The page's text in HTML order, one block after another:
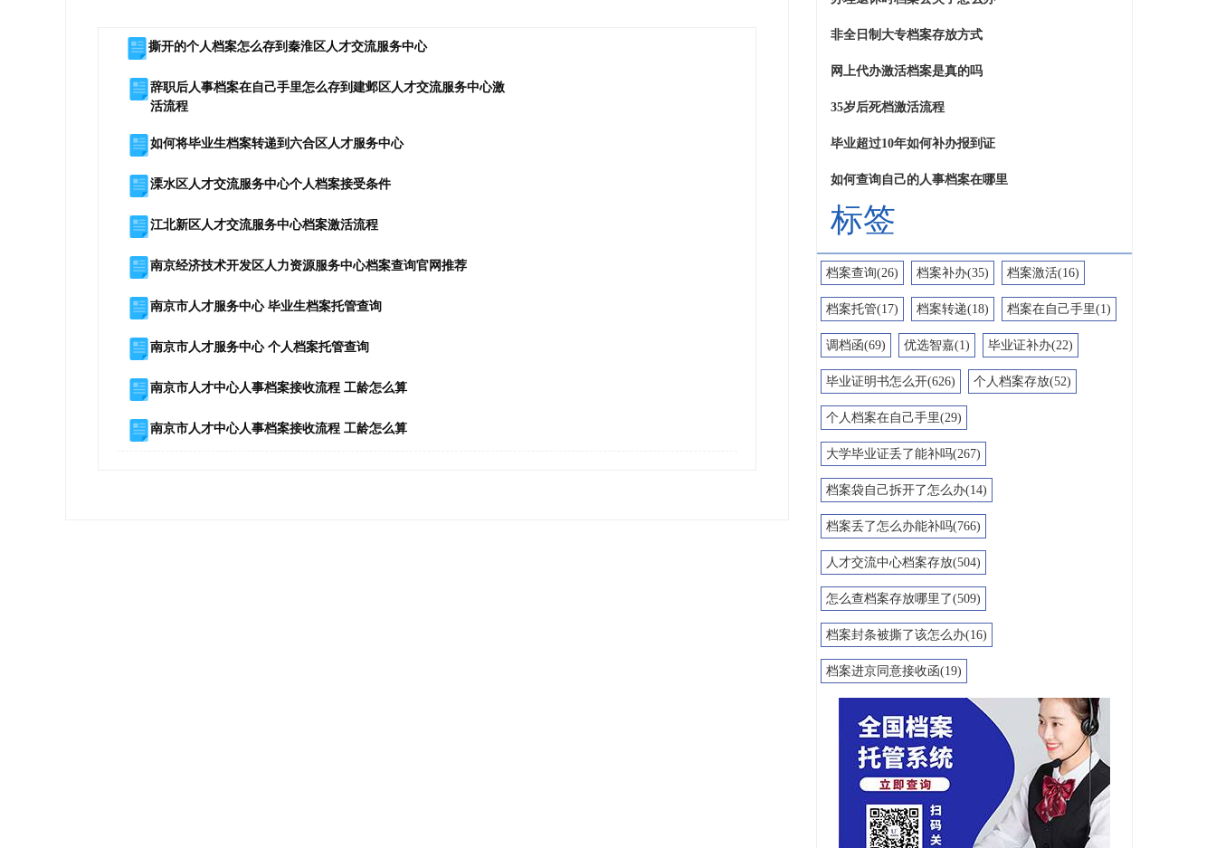
撕开的个人档案怎么存到秦淮区人才交流服务中心
辞职后人事档案在自己手里怎么存到建邺区人才交流服务中心激
活流程
如何将毕业生档案转递到六合区人才服务中心
溧水区人才交流服务中心个人档案接受条件
江北新区人才交流服务中心档案激活流程
南京经济技术开发区人力资源服务中心档案查询官网推荐
南京市人才服务中心 毕业生档案托管查询
南京市人才服务中心 个人档案托管查询
南京市人才中心人事档案接收流程 工龄怎么算
南京市人才中心人事档案接收流程 工龄怎么算
非全日制大专档案存放方式
网上代办激活档案是真的吗
35岁后死档激活流程
毕业超过10年如何补办报到证
如何查询自己的人事档案在哪里
标签
档案查询(26) 档案补办(35) 档案激活(16)
档案托管(17) 档案转递(18) 档案在自己手里(1)
调档函(69) 优选智嘉(1) 毕业证补办(22)
毕业证明书怎么开(626) 个人档案存放(52)
个人档案在自己手里(29)
大学毕业证丢了能补吗(267)
档案袋自己拆开了怎么办(14)
档案丢了怎么办能补吗(766)
人才交流中心档案存放(504)
怎么查档案存放哪里了(509)
档案封条被撕了该怎么办(16)
档案进京同意接收函(19)